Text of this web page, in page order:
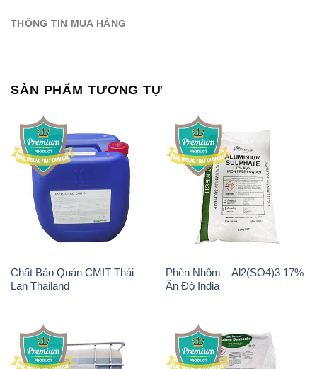
THÔNG TIN MUA HÀNG
SẢN PHẨM TƯƠNG TỰ
Chất Bảo Quản CMIT Thái
Lan Thailand
Phèn Nhôm – Al2(SO4)3 17%
Ấn Độ India